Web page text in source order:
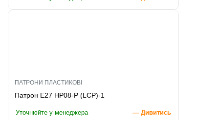
ПАТРОНИ ПЛАСТИКОВІ
Патрон E27 HP08-P (LCP)-1
Уточнюйте у менеджера — Дивитись